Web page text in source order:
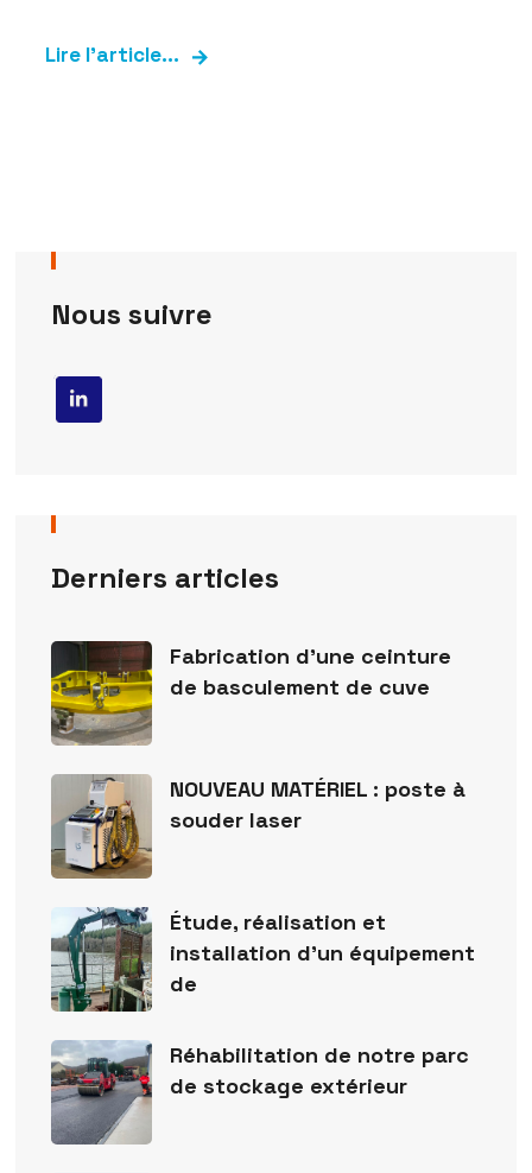
Lire l'article...
Nous suivre
Derniers articles
Fabrication d’une ceinture
de basculement de cuve
NOUVEAU MATÉRIEL : poste à
souder laser
Étude, réalisation et
installation d’un équipement
de
Réhabilitation de notre parc
de stockage extérieur